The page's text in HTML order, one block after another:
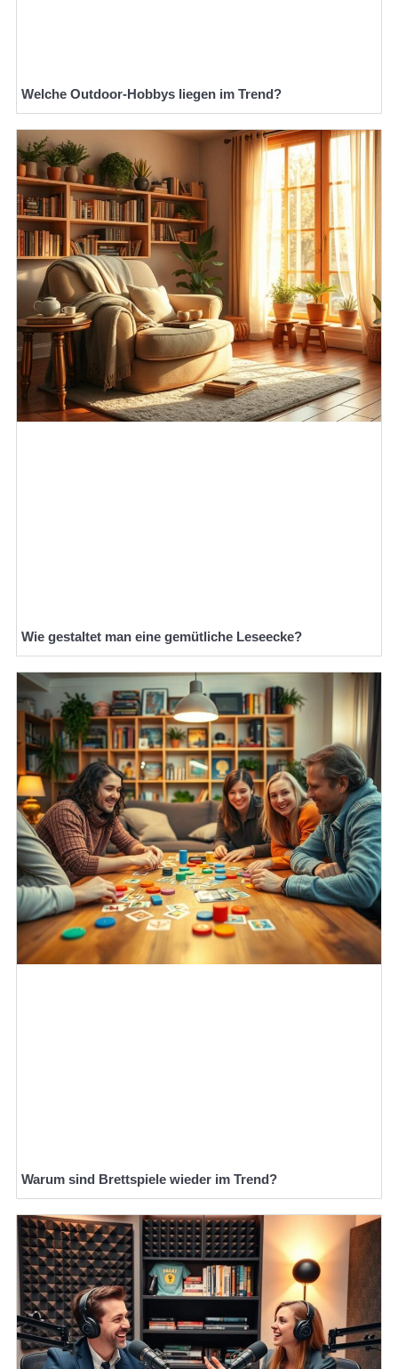
Welche Outdoor-Hobbys liegen im Trend?
Wie gestaltet man eine gemütliche Leseecke?
Warum sind Brettspiele wieder im Trend?